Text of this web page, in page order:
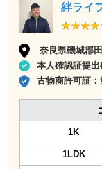
絆ライ
奈良県磯城郡
本人確認証提
古物商許可証：
1K
1LDK